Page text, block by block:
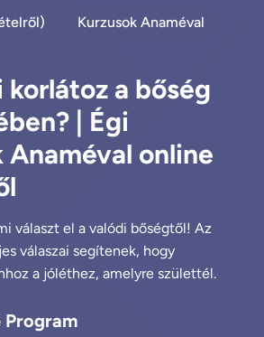
Kurzusok Anaméval
korlátoz a bőség
| Égi
Anaméval online
választ el a valódi bőségtől! Az
válaszai segítenek, hogy
a jóléthez, amelyre születtél.
Program